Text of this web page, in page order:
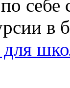
себе
в